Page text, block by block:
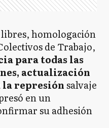
homologación
de Trabajo,
para todas las
actualización
la represiónsalvaje
en un
su adhesión